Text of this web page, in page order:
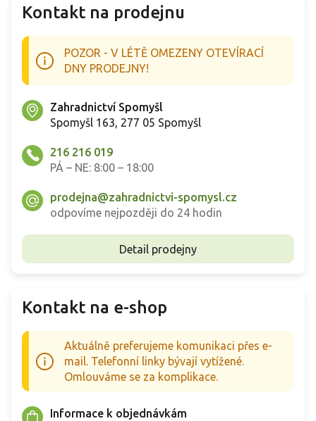
Kontakt na prodejnu
POZOR - V LÉTĚ OMEZENY OTEVÍRACÍ
DNY PRODEJNY!
Zahradnictví Spomyšl
Spomyšl 163, 277 05 Spomyšl
216 216 019
PÁ – NE: 8:00 – 18:00
prodejna@zahradnictvi-spomysl.cz
odpovíme nejpozději do 24 hodin
Detail prodejny
Kontakt na e-shop
Aktuálně preferujeme komunikaci přes e-
mail. Telefonní linky bývají vytížené.
Omlouváme se za komplikace.
Informace k objednávkám